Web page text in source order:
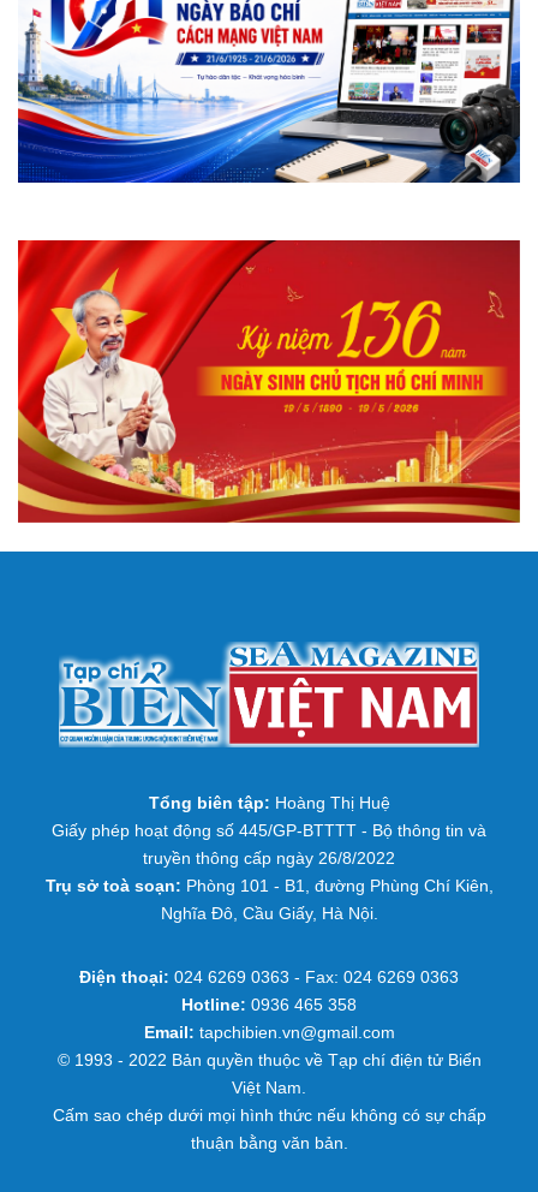
Tổng biên tập: Hoàng Thị Huệ
Giấy phép hoạt động số 445/GP-BTTTT - Bộ thông tin và
truyền thông cấp ngày 26/8/2022
Trụ sở toà soạn: Phòng 101 - B1, đường Phùng Chí Kiên,
Nghĩa Đô, Cầu Giấy, Hà Nội.
Điện thoại: 024 6269 0363 - Fax: 024 6269 0363
Hotline: 0936 465 358
Email: tapchibien.vn@gmail.com
© 1993 - 2022 Bản quyền thuộc về Tạp chí điện tử Biển
Việt Nam.
Cấm sao chép dưới mọi hình thức nếu không có sự chấp
thuận bằng văn bản.